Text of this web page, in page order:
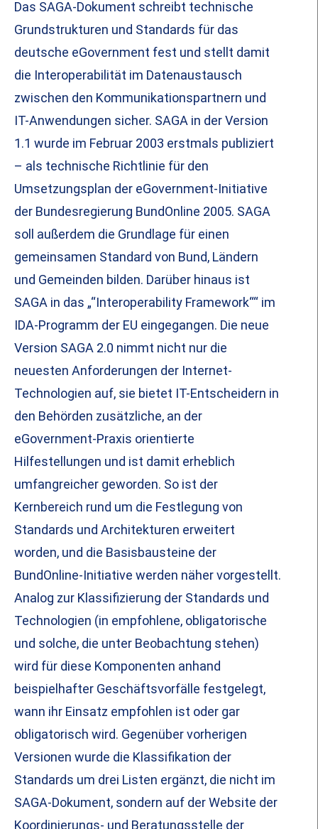
Das SAGA-Dokument schreibt technische
Grundstrukturen und Standards für das
deutsche eGovernment fest und stellt damit
die Interoperabilität im Datenaustausch
zwischen den Kommunikationspartnern und
IT-Anwendungen sicher. SAGA in der Version
1.1 wurde im Februar 2003 erstmals publiziert
– als technische Richtlinie für den
Umsetzungsplan der eGovernment-Initiative
der Bundesregierung BundOnline 2005. SAGA
soll außerdem die Grundlage für einen
gemeinsamen Standard von Bund, Ländern
und Gemeinden bilden. Darüber hinaus ist
SAGA in das „“Interoperability Framework““ im
IDA-Programm der EU eingegangen. Die neue
Version SAGA 2.0 nimmt nicht nur die
neuesten Anforderungen der Internet-
Technologien auf, sie bietet IT-Entscheidern in
den Behörden zusätzliche, an der
eGovernment-Praxis orientierte
Hilfestellungen und ist damit erheblich
umfangreicher geworden. So ist der
Kernbereich rund um die Festlegung von
Standards und Architekturen erweitert
worden, und die Basisbausteine der
BundOnline-Initiative werden näher vorgestellt.
Analog zur Klassifizierung der Standards und
Technologien (in empfohlene, obligatorische
und solche, die unter Beobachtung stehen)
wird für diese Komponenten anhand
beispielhafter Geschäftsvorfälle festgelegt,
wann ihr Einsatz empfohlen ist oder gar
obligatorisch wird. Gegenüber vorherigen
Versionen wurde die Klassifikation der
Standards um drei Listen ergänzt, die nicht im
SAGA-Dokument, sondern auf der Website der
Koordinierungs- und Beratungsstelle der